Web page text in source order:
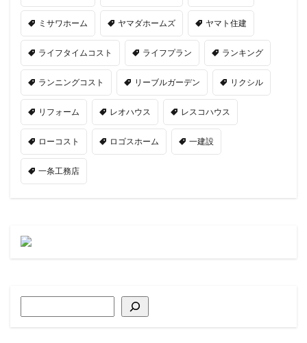
ミサワホーム ヤマダホームズ ヤマト住建
ライフタイムコスト ライフプラン ランキング
ランニングコスト リーブルガーデン リクシル
リフォーム レオハウス レスコハウス
ローコスト ロゴスホーム 一建設
一条工務店